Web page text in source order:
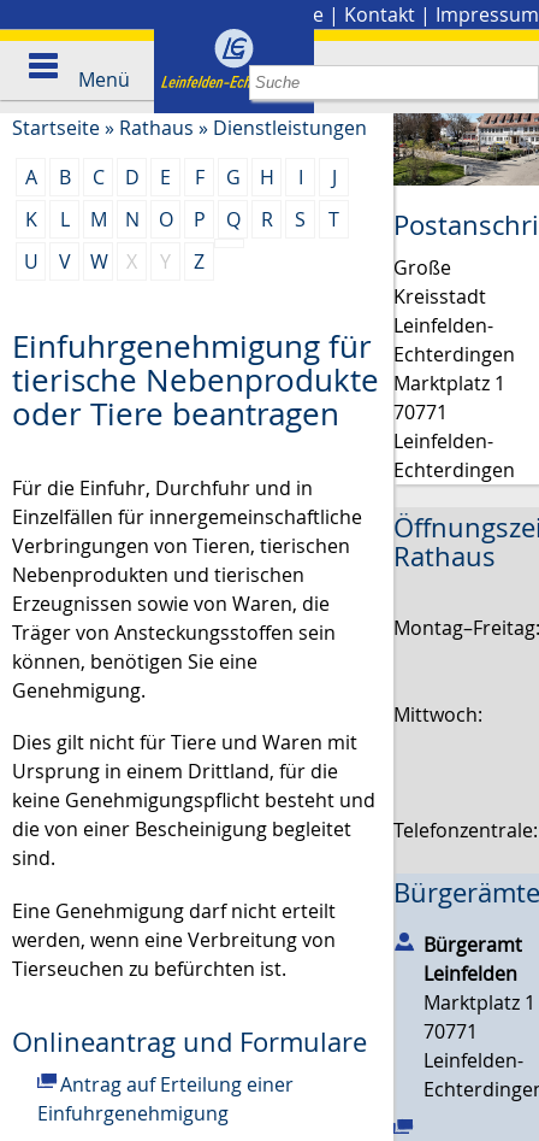
Presse | Kontakt | Impressum
Menü
Startseite» Rathaus » Dienstleistungen
A
B C D E F G H I
J
K
L M N O P Q R S
T
U
V W X Y Z
Einfuhrgenehmigung für
tierische Nebenprodukte
oder Tiere beantragen
Für die Einfuhr, Durchfuhr und in
Einzelfällen für innergemeinschaftliche
Verbringungen von Tieren, tierischen
Nebenprodukten und tierischen
Erzeugnissen sowie von Waren, die
Träger von Ansteckungsstoffen sein
können, benötigen Sie eine
Genehmigung.
Dies gilt nicht für Tiere und Waren mit
Ursprung in einem Drittland, für die
keine Genehmigungspflicht besteht und
die von einer Bescheinigung begleitet
sind.
Eine Genehmigung darf nicht erteilt
werden, wenn eine Verbreitung von
Tierseuchen zu befürchten ist.
Onlineantrag und Formulare
Antrag auf Erteilung einer
Einfuhrgenehmigung
Große
Kreisstadt
Leinfelden-
Echterdingen
Marktplatz 1
70771
Leinfelden-
Echterdingen
Rathaus
Mittwoch:
Bürgeramt
Leinfelden
Marktplatz 1
70771
Leinfelden-